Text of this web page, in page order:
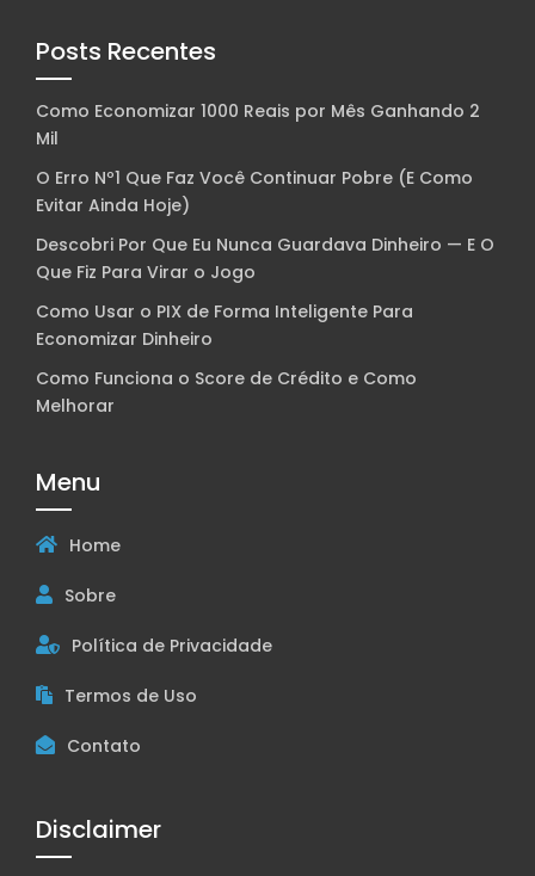
Posts Recentes
Como Economizar 1000 Reais por Mês Ganhando 2
Mil
O Erro Nº1 Que Faz Você Continuar Pobre (E Como
Evitar Ainda Hoje)
Descobri Por Que Eu Nunca Guardava Dinheiro — E O
Que Fiz Para Virar o Jogo
Como Usar o PIX de Forma Inteligente Para
Economizar Dinheiro
Como Funciona o Score de Crédito e Como
Melhorar
Menu
Home
Sobre
Política de Privacidade
Termos de Uso
Contato
Disclaimer